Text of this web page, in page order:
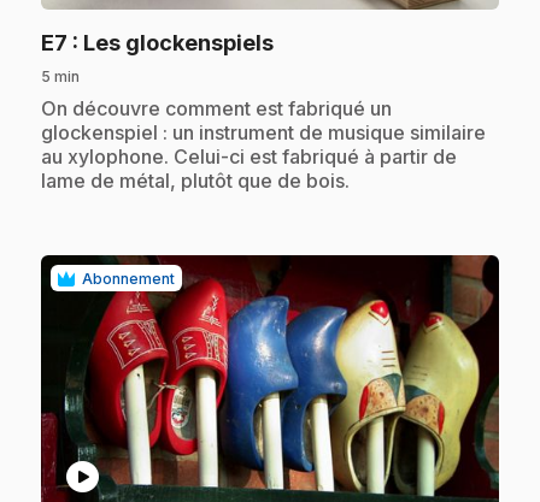
E7 : Les glockenspiels.
5 min
.On découvre comment est fabriqué un
glockenspiel : un instrument de musique similaire
au xylophone. Celui-ci est fabriqué à partir de
lame de métal, plutôt que de bois.
Abonnement
play_circle